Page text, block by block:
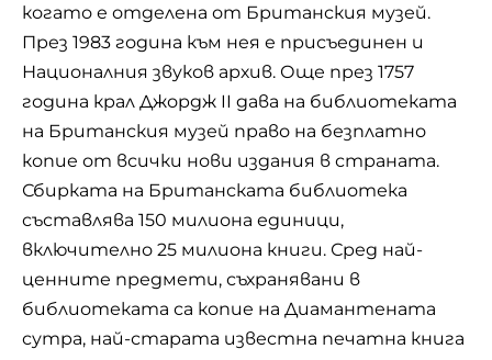
когато е отделена от Британския музей.
През 1983 година към нея е присъединен и
Националния звуков архив. Още през 1757
година крал Джордж II дава на библиотеката
на Британския музей право на безплатно
копие от всички нови издания в страната.
Сбирката на Британската библиотека
съставлява 150 милиона единици,
включително 25 милиона книги. Сред най-
ценните предмети, съхранявани в
библиотеката са копие на Диамантената
сутра, най-старата известна печатна книга